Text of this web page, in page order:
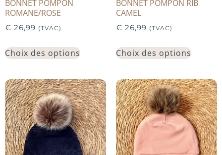
BONNET POMPON
ROMANE/ROSE
€ 26,99 (TVAC)
Choix des options
BONNET POMPON RIB
CAMEL
€ 26,99 (TVAC)
Choix des options